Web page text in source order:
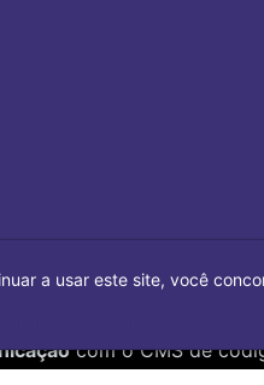
Uberlândia.
com o CMS de
a usar este site, você